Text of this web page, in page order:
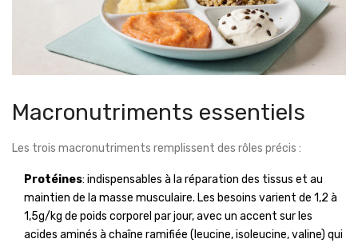
Macronutriments essentiels
Les trois macronutriments remplissent des rôles précis :
Protéines: indispensables à la réparation des tissus et au
maintien de la masse musculaire. Les besoins varient de 1,2 à
1,5g/kg de poids corporel par jour, avec un accent sur les
acides aminés à chaîne ramifiée (leucine, isoleucine, valine) qui